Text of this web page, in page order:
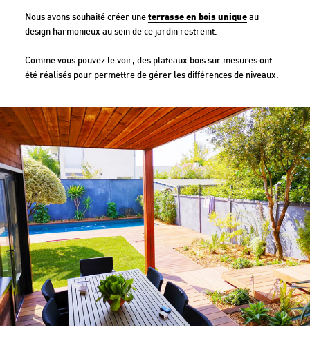
Nous avons souhaité créer uneterrasse en bois uniqueau
design harmonieux au sein de ce jardin restreint.
Comme vous pouvez le voir, des plateaux bois sur mesures ont
été réalisés pour permettre de gérer les différences de niveaux.